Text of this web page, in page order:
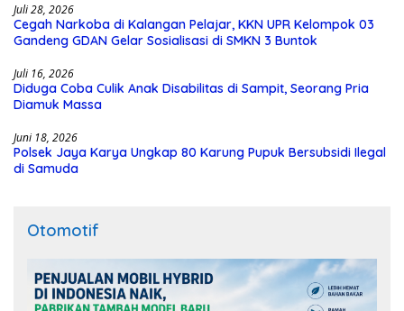
Juli 28, 2026
Cegah Narkoba di Kalangan Pelajar, KKN UPR Kelompok 03
Gandeng GDAN Gelar Sosialisasi di SMKN 3 Buntok
Juli 16, 2026
Diduga Coba Culik Anak Disabilitas di Sampit, Seorang Pria
Diamuk Massa
Juni 18, 2026
Polsek Jaya Karya Ungkap 80 Karung Pupuk Bersubsidi Ilegal
di Samuda
Otomotif